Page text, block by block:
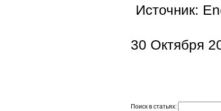
Источник:
30 Октября
Поиск в статьях: